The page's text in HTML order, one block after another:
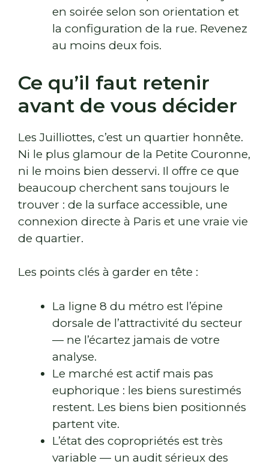
en soirée selon son orientation et
la configuration de la rue. Revenez
au moins deux fois.
Ce qu’il faut retenir
avant de vous décider
Les Juilliottes, c’est un quartier honnête.
Ni le plus glamour de la Petite Couronne,
ni le moins bien desservi. Il offre ce que
beaucoup cherchent sans toujours le
trouver : de la surface accessible, une
connexion directe à Paris et une vraie vie
de quartier.
Les points clés à garder en tête :
La ligne 8 du métro est l’épine
dorsale de l’attractivité du secteur
— ne l’écartez jamais de votre
analyse.
Le marché est actif mais pas
euphorique : les biens surestimés
restent. Les biens bien positionnés
partent vite.
L’état des copropriétés est très
variable — un audit sérieux des